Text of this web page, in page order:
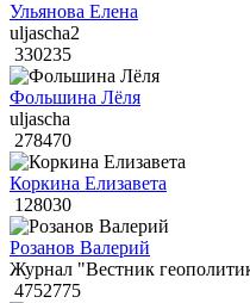
Ульянова Елена
uljascha2
330235
Фольшина Лёля
uljascha
278470
Коркина Елизавета
128030
Розанов Валерий
Журнал "Вестник
4752775